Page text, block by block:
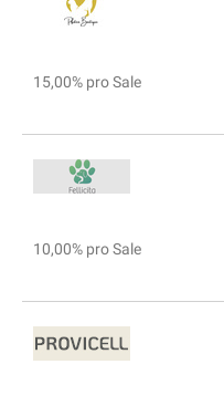
15,00% pro Sale
10,00% pro Sale